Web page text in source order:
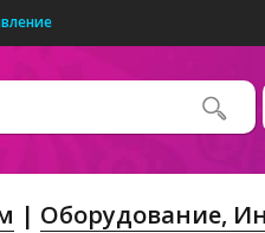
Оборудование,